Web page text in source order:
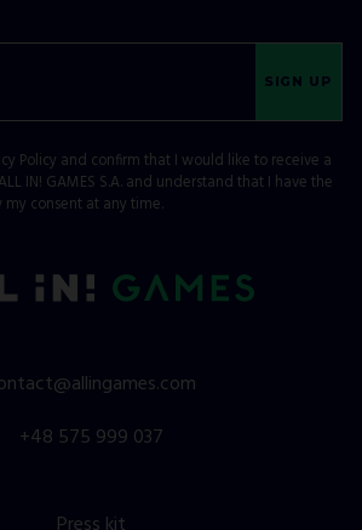
SIGN UP
Policy and confirm that I would like to receive a
IN! GAMES S.A. and understand that I have the
consent at any time.
+48 575 999 037